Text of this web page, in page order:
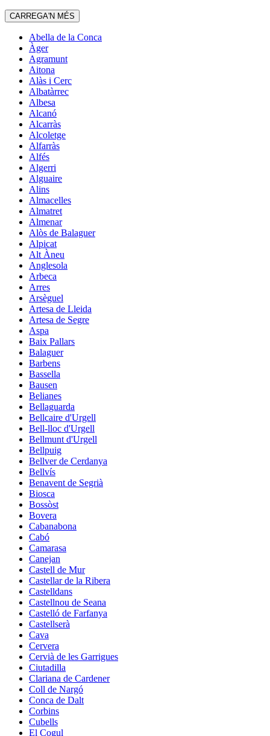
CARREGA'N MÉS
Abella de la Conca
Àger
Agramunt
Aitona
Alàs i Cerc
Albatàrrec
Albesa
Alcanó
Alcarràs
Alcoletge
Alfarràs
Alfés
Algerri
Alguaire
Alins
Almacelles
Almatret
Almenar
Alòs de Balaguer
Alpicat
Alt Àneu
Anglesola
Arbeca
Arres
Arsèguel
Artesa de Lleida
Artesa de Segre
Aspa
Baix Pallars
Balaguer
Barbens
Bassella
Bausen
Belianes
Bellaguarda
Bellcaire d'Urgell
Bell-lloc d'Urgell
Bellmunt d'Urgell
Bellpuig
Bellver de Cerdanya
Bellvís
Benavent de Segrià
Biosca
Bossòst
Bovera
Cabanabona
Cabó
Camarasa
Canejan
Castell de Mur
Castellar de la Ribera
Castelldans
Castellnou de Seana
Castelló de Farfanya
Castellserà
Cava
Cervera
Cervià de les Garrigues
Ciutadilla
Clariana de Cardener
Coll de Nargó
Conca de Dalt
Corbins
Cubells
El Cogul